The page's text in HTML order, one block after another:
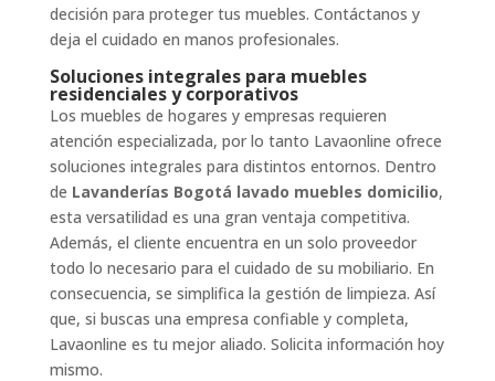
decisión para proteger tus muebles. Contáctanos y
deja el cuidado en manos profesionales.
Soluciones integrales para muebles
residenciales y corporativos
Los muebles de hogares y empresas requieren
atención especializada, por lo tanto Lavaonline ofrece
soluciones integrales para distintos entornos. Dentro
de Lavanderías Bogotá lavado muebles domicilio,
esta versatilidad es una gran ventaja competitiva.
Además, el cliente encuentra en un solo proveedor
todo lo necesario para el cuidado de su mobiliario. En
consecuencia, se simplifica la gestión de limpieza. Así
que, si buscas una empresa confiable y completa,
Lavaonline es tu mejor aliado. Solicita información hoy
mismo.